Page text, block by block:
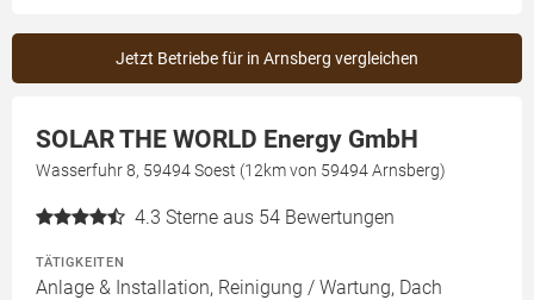
Jetzt Betriebe für in Arnsberg vergleichen
SOLAR THE WORLD Energy GmbH
Wasserfuhr 8, 59494 Soest (12km von 59494 Arnsberg)
4.3 Sterne aus 54 Bewertungen
TÄTIGKEITEN
Anlage & Installation, Reinigung / Wartung, Dach